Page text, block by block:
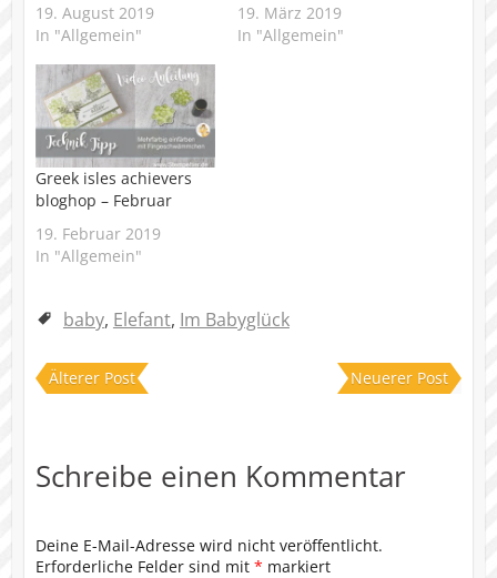
19. August 2019
In "Allgemein"
19. März 2019
In "Allgemein"
Greek isles achievers
bloghop – Februar
19. Februar 2019
In "Allgemein"
baby, Elefant, Im Babyglück
Älterer Post Neuerer Post
Schreibe einen Kommentar
Deine E-Mail-Adresse wird nicht veröffentlicht.
Erforderliche Felder sind mit * markiert